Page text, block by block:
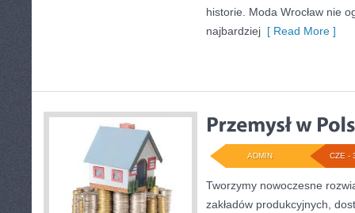
historie. Moda Wrocław nie
najbardziej [ Read More ]
CZE -
ADMIN
Tworzymy nowoczesne
zakładów produkcyjnych,